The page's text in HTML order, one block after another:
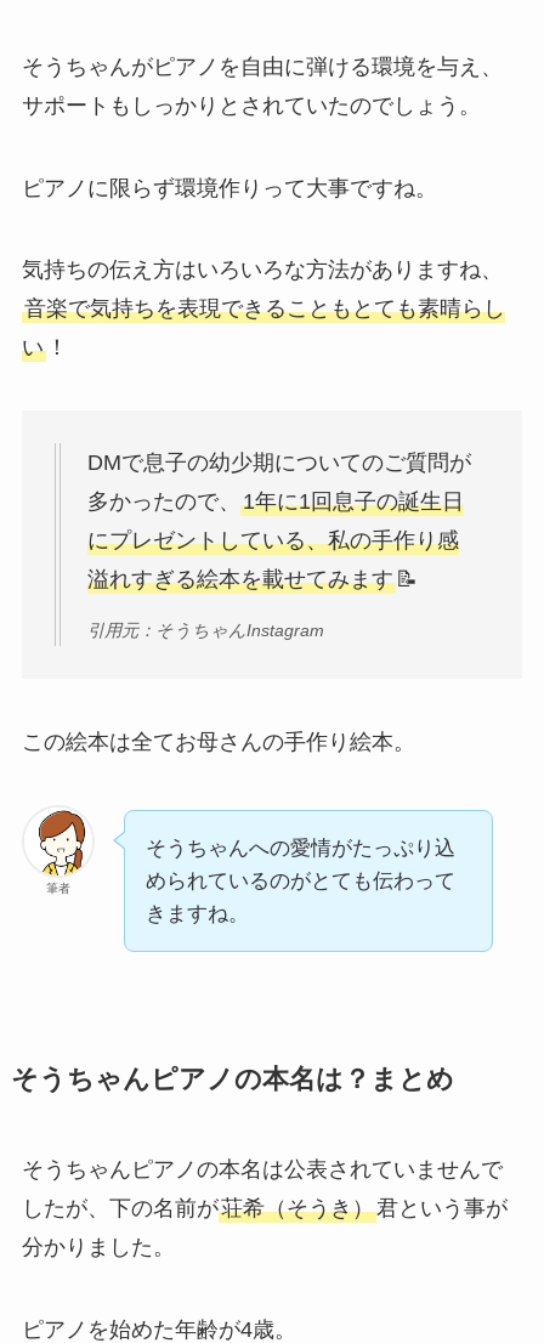
そうちゃんがピアノを自由に弾ける環境を与え、
サポートもしっかりとされていたのでしょう。
ピアノに限らず環境作りって大事ですね。
気持ちの伝え方はいろいろな方法がありますね、
音楽で気持ちを表現できることもとても素晴らし
い！
DMで息子の幼少期についてのご質問が
多かったので、 1年に1回息子の誕生日
にプレゼントしている、私の手作り感
溢れすぎる絵本を載せてみます📝
引用元：そうちゃんInstagram
この絵本は全てお母さんの手作り絵本。
筆者
そうちゃんへの愛情がたっぷり込
められているのがとても伝わって
きますね。
そうちゃんピアノの本名は？まとめ
そうちゃんピアノの本名は公表されていませんで
したが、下の名前が荘希（そうき）君という事が
分かりました。
ピアノを始めた年齢が4歳。